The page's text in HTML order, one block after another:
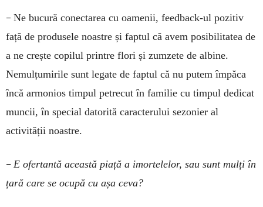
– Ne bucură conectarea cu oamenii, feedback-ul pozitiv
față de produsele noastre și faptul că avem posibilitatea de
a ne crește copilul printre flori și zumzete de albine.
Nemulțumirile sunt legate de faptul că nu putem împăca
încă armonios timpul petrecut în familie cu timpul dedicat
muncii, în special datorită caracterului sezonier al
activității noastre.
– E ofertantă această piață a imortelelor, sau sunt mulți în
țară care se ocupă cu așa ceva?